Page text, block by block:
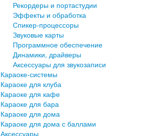
Рекордеры и портастудии
Эффекты и обработка
Спикер-процессоры
Звуковые карты
Программное обеспечение
Динамики, драйверы
Аксессуары для звукозаписи
Караоке-системы
Караоке для клуба
Караоке для кафе
Караоке для бара
Караоке для дома
Караоке для дома с баллами
Аксессуары